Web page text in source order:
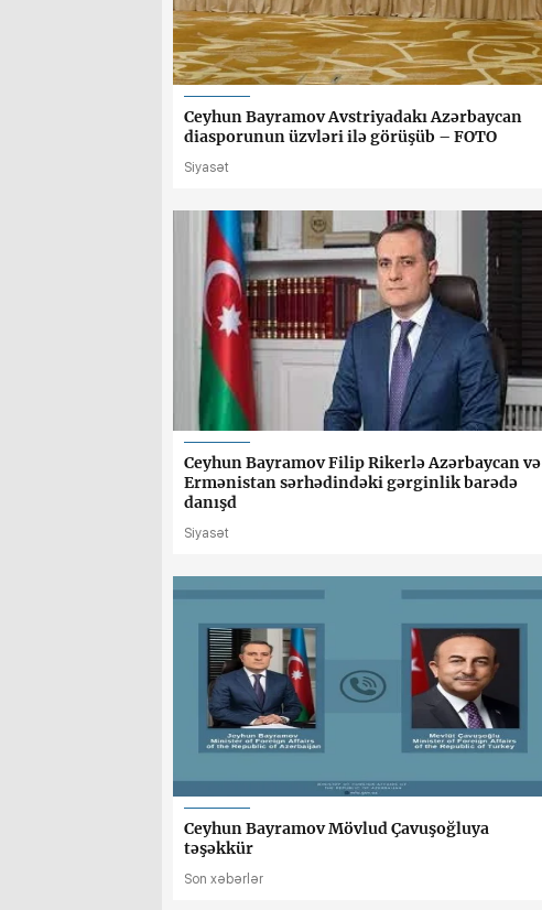
Ceyhun Bayramov Avstriyadakı Azərbaycan
diasporunun üzvləri ilə görüşüb – FOTO
Siyasət
Ceyhun Bayramov Filip Rikerlə Azərbaycan və
Ermənistan sərhədindəki gərginlik barədə
danışd
Siyasət
Ceyhun Bayramov Mövlud Çavuşoğluya
təşəkkür
Son xəbərlər